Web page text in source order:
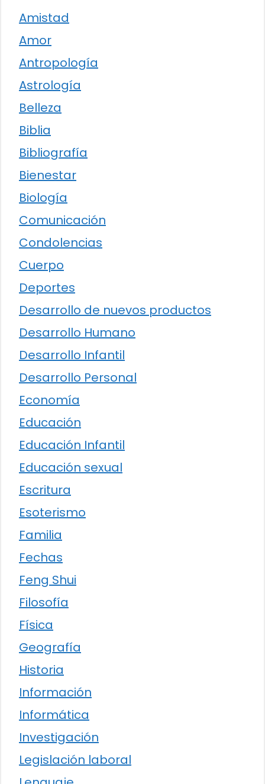
Amistad
Amor
Antropología
Astrología
Belleza
Biblia
Bibliografía
Bienestar
Biología
Comunicación
Condolencias
Cuerpo
Deportes
Desarrollo de nuevos productos
Desarrollo Humano
Desarrollo Infantil
Desarrollo Personal
Economía
Educación
Educación Infantil
Educación sexual
Escritura
Esoterismo
Familia
Fechas
Feng Shui
Filosofía
Física
Geografía
Historia
Información
Informática
Investigación
Legislación laboral